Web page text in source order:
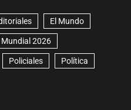
El Mundo
Mundial 2026
Policiales Política